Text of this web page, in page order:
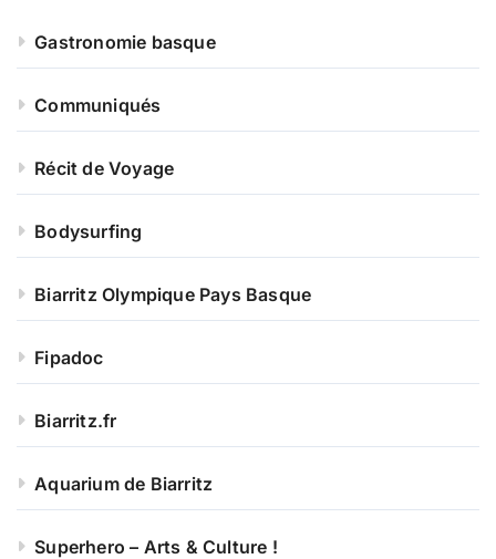
Gastronomie basque
Communiqués
Récit de Voyage
Bodysurfing
Biarritz Olympique Pays Basque
Fipadoc
Biarritz.fr
Aquarium de Biarritz
Superhero – Arts & Culture !